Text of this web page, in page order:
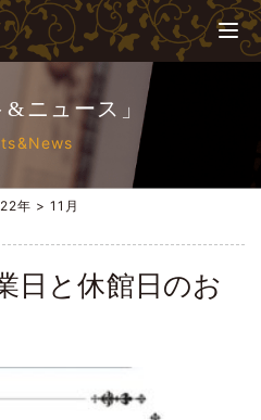
&ニュース」
年 >11月
日と休館日のお